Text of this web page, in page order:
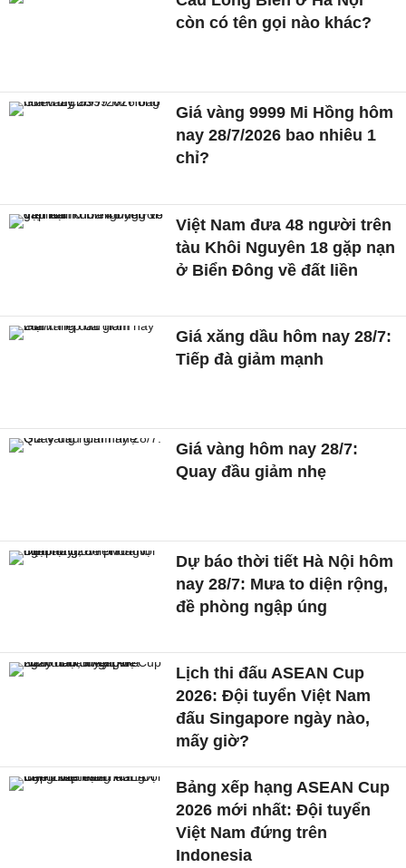
còn có tên gọi nào khác?
Giá vàng 9999 Mi Hồng hôm
nay 28/7/2026 bao nhiêu 1
chỉ?
Việt Nam đưa 48 người trên
tàu Khôi Nguyên 18 gặp nạn
ở Biển Đông về đất liền
Giá xăng dầu hôm nay 28/7:
Tiếp đà giảm mạnh
Giá vàng hôm nay 28/7:
Quay đầu giảm nhẹ
Dự báo thời tiết Hà Nội hôm
nay 28/7: Mưa to diện rộng,
đề phòng ngập úng
Lịch thi đấu ASEAN Cup
2026: Đội tuyển Việt Nam
đấu Singapore ngày nào,
mấy giờ?
Bảng xếp hạng ASEAN Cup
2026 mới nhất: Đội tuyển
Việt Nam đứng trên
Indonesia